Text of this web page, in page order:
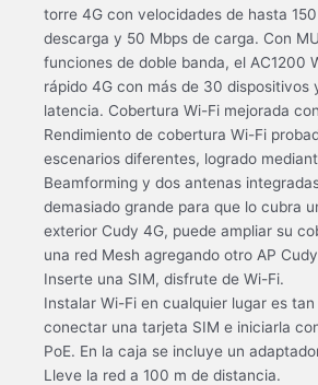
torre 4G con velocidades de hasta
descarga y 50 Mbps de carga. Con
funciones de doble banda, el AC1200
rápido 4G con más de 30 dispositivos
latencia. Cobertura Wi-Fi mejorada
Rendimiento de cobertura Wi-Fi
escenarios diferentes, logrado
Beamforming y dos antenas
demasiado grande para que lo cubra
exterior Cudy 4G, puede ampliar su
una red Mesh agregando otro AP
Inserte una SIM, disfrute de Wi-Fi.
Instalar Wi-Fi en cualquier lugar es
conectar una tarjeta SIM e iniciarla
PoE. En la caja se incluye un
Lleve la red a 100 m de distancia.